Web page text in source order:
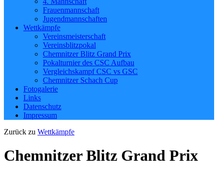
Frauenmannschaft
Jugendmannschaften
Wettkämpfe
Vereinsmeisterschaft
Vereinsblitzpokal
Chemnitzer Blitz Grand Prix
Pokalturnier des CSC Aufbau
Vergleichskampf CSC vs GSC
Chemnitzer Schach Cup
Fotogalerie
Links
Datenschutz
Impressum
Zurück zu Wettkämpfe
Chemnitzer Blitz Grand Prix